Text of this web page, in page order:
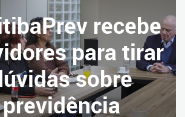
recebe
para tirar
sobre
previdência